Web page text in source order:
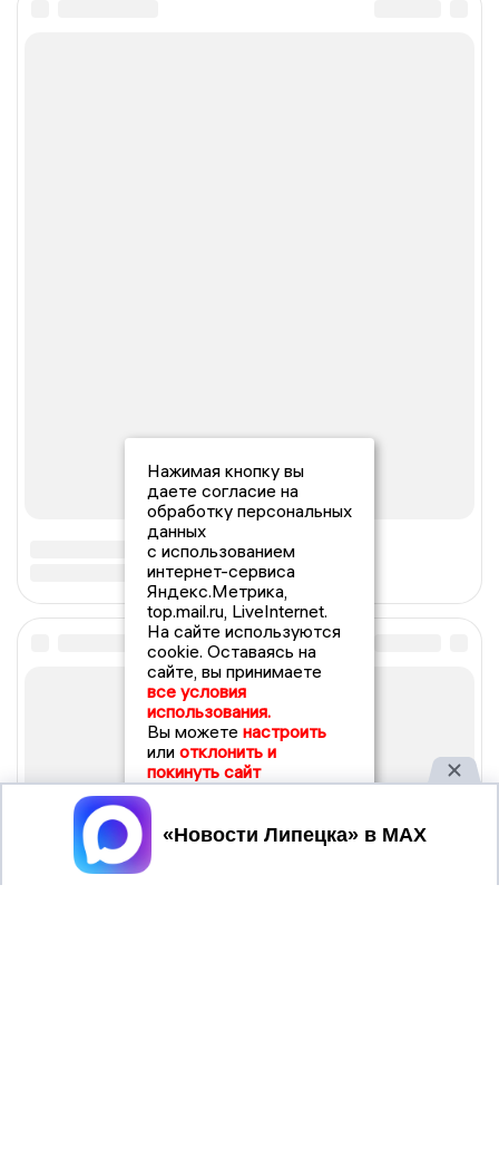
Нажимая кнопку вы
даете согласие на
обработку персональных
данных
с использованием
интернет-сервиса
Яндекс.Метрика,
top.mail.ru, LiveInternet.
На сайте используются
cookie. Оставаясь на
сайте, вы принимаете
все условия
использования.
Вы можете настроить
или отклонить и
покинуть сайт
Принять